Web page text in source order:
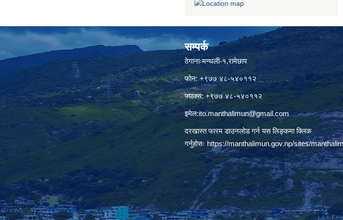
सम्पर्क
ठेगानाःमन्थली-१,रामेछाप
फोन: +९७७ ४८-५४०११२
फ्याक्स: +९७७ ४८-५४०११२
इमेल:ito.manthalimun@gmail.com
दरखास्त फारम डाउनलोड गर्न यस लिङ्कमा क्लिक
गर्नुहोसः https://manthalimun.gov.np/sites/